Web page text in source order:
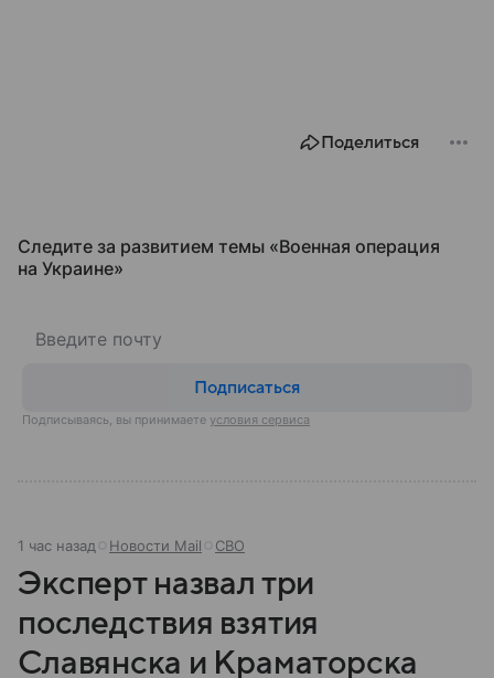
Поделиться
Следите за развитием темы «Военная операция
на Украине»
Подписаться
Подписываясь, вы принимаете условия сервиса
1 час назад Новости Mail СВО
Эксперт назвал три
последствия взятия
Славянска и Краматорска